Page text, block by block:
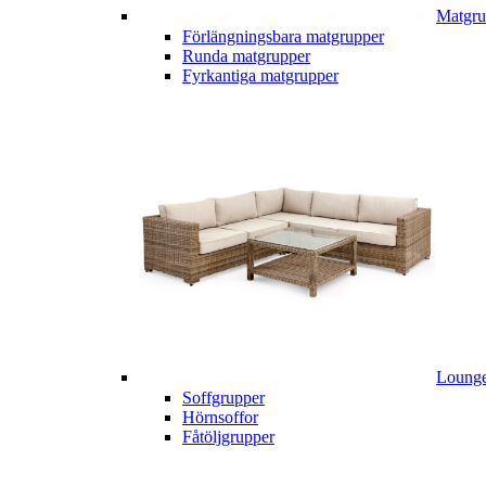
Förlängningsbara matgrupper
Runda matgrupper
Fyrkantiga matgrupper
Soffgrupper
Hörnsoffor
Fåtöljgrupper